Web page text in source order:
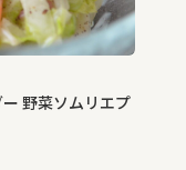
野菜ソムリエプ